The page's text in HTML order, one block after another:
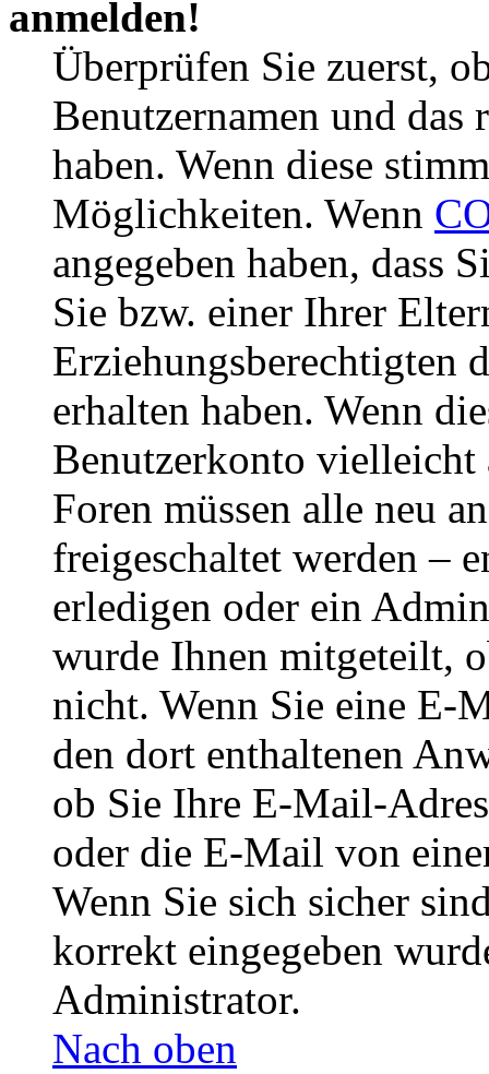
anmelden!
Überprüfen Sie zuerst,
Benutzernamen und das
haben. Wenn diese
Möglichkeiten. Wenn
angegeben haben, dass
Sie bzw. einer Ihrer
Erziehungsberechtigten
erhalten haben. Wenn
Benutzerkonto
Foren müssen alle neu
freigeschaltet werden –
erledigen oder ein
wurde Ihnen mitgeteilt,
nicht. Wenn Sie eine E-
den dort enthaltenen
ob Sie Ihre E-Mail-
oder die E-Mail von
Wenn Sie sich sicher
korrekt eingegeben
Administrator.
Nach oben